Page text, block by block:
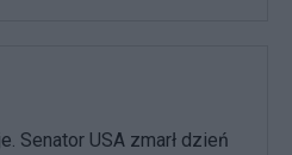
Senator USA zmarł dzień